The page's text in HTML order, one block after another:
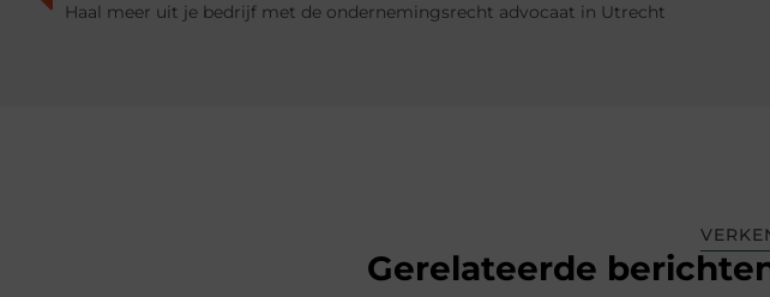
Haal meer uit je bedrijf met de ondernemingsrecht advocaat in Utrecht
Gerelateerde